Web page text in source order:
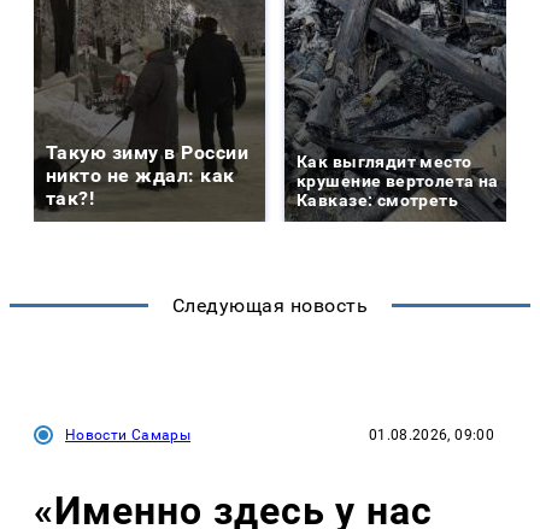
Такую зиму в России
никто не ждал: как
так?!
Как выглядит место
крушение вертолета на
Кавказе: смотреть
Следующая новость
Новости Самары 01.08.2026, 09:00
«Именно здесь у нас